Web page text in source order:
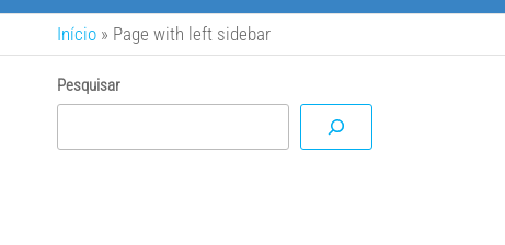
Início » Page with left sidebar
Pesquisar